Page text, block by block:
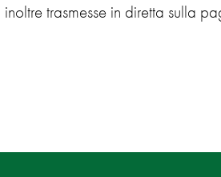
trasmesse in diretta sulla